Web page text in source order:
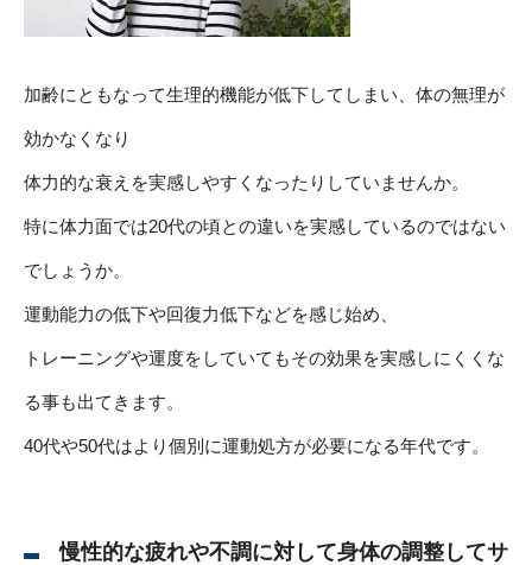
加齢にともなって生理的機能が低下してしまい、体の無理が
効かなくなり
体力的な衰えを実感しやすくなったりしていませんか。
特に体力面では20代の頃との違いを実感しているのではない
でしょうか。
運動能力の低下や回復力低下などを感じ始め、
トレーニングや運度をしていてもその効果を実感しにくくな
る事も出てきます。
40代や50代はより個別に運動処方が必要になる年代です。
慢性的な疲れや不調に対して身体の調整してサ